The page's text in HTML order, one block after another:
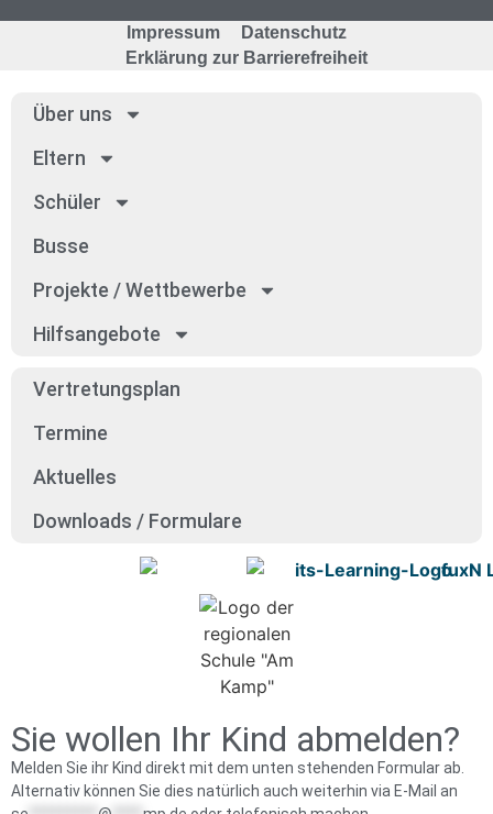
Impressum
Datenschutz
Erklärung zur Barrierefreiheit
Über uns
Eltern
Schü­ler
Bus­se
Pro­jek­te / Wett­be­wer­be
Hilfs­an­ge­bo­te
Ver­tre­tungs­plan
Ter­mi­ne
Aktu­el­les
Down­loads / For­mu­la­re
Sie wollen Ihr Kind abmelden?
Melden Sie ihr Kind direkt mit dem unten stehenden Formular ab.
Alternativ können Sie dies natürlich auch weiterhin via E-Mail an